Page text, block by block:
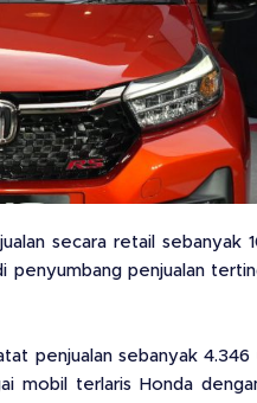
secara retail sebanyak
penyumbang penjualan
penjualan sebanyak
mobil terlaris Honda